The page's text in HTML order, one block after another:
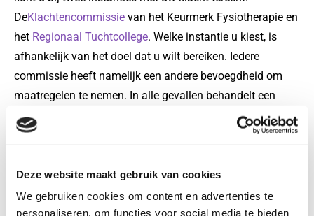
Deze website maakt gebruik van cookies
We gebruiken cookies om content en advertenties te
personaliseren, om functies voor social media te bieden
DeKlachtencommissie van het Keurmerk Fysiotherapie en
het Regionaal Tuchtcollege. Welke instantie u kiest, is
afhankelijk van het doel dat u wilt bereiken. Iedere
commissie heeft namelijk een andere bevoegdheid om
maatregelen te nemen. In alle gevallen behandelt een
onafhankelijke commissie uw klacht.
De behandeling van de klacht is gratis, uitgezonderd de
advocaat inschakelt. Vanzelfsprekend gaan alle
commissies zeer zorgvuldig en vertrouwelijk met uw
klacht om.